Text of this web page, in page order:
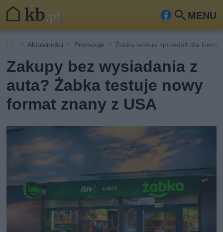
MENU
Fa
ook
Szu
kaj
Aktualności Promocje Żabka testuje sprzedaż dla
Zakupy bez wysiadania z
auta? Żabka testuje nowy
format znany z USA